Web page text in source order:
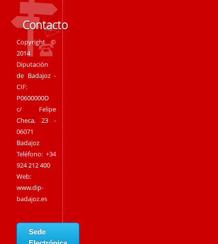
Contacto
Copyright ©
2014
Diputación
de Badajoz -
CIF:
P0600000D
c/ Felipe
Checa, 23 -
06071
Badajoz
Teléfono: +34
924 212 400
Web:
www.dip-
badajoz.es
Sede